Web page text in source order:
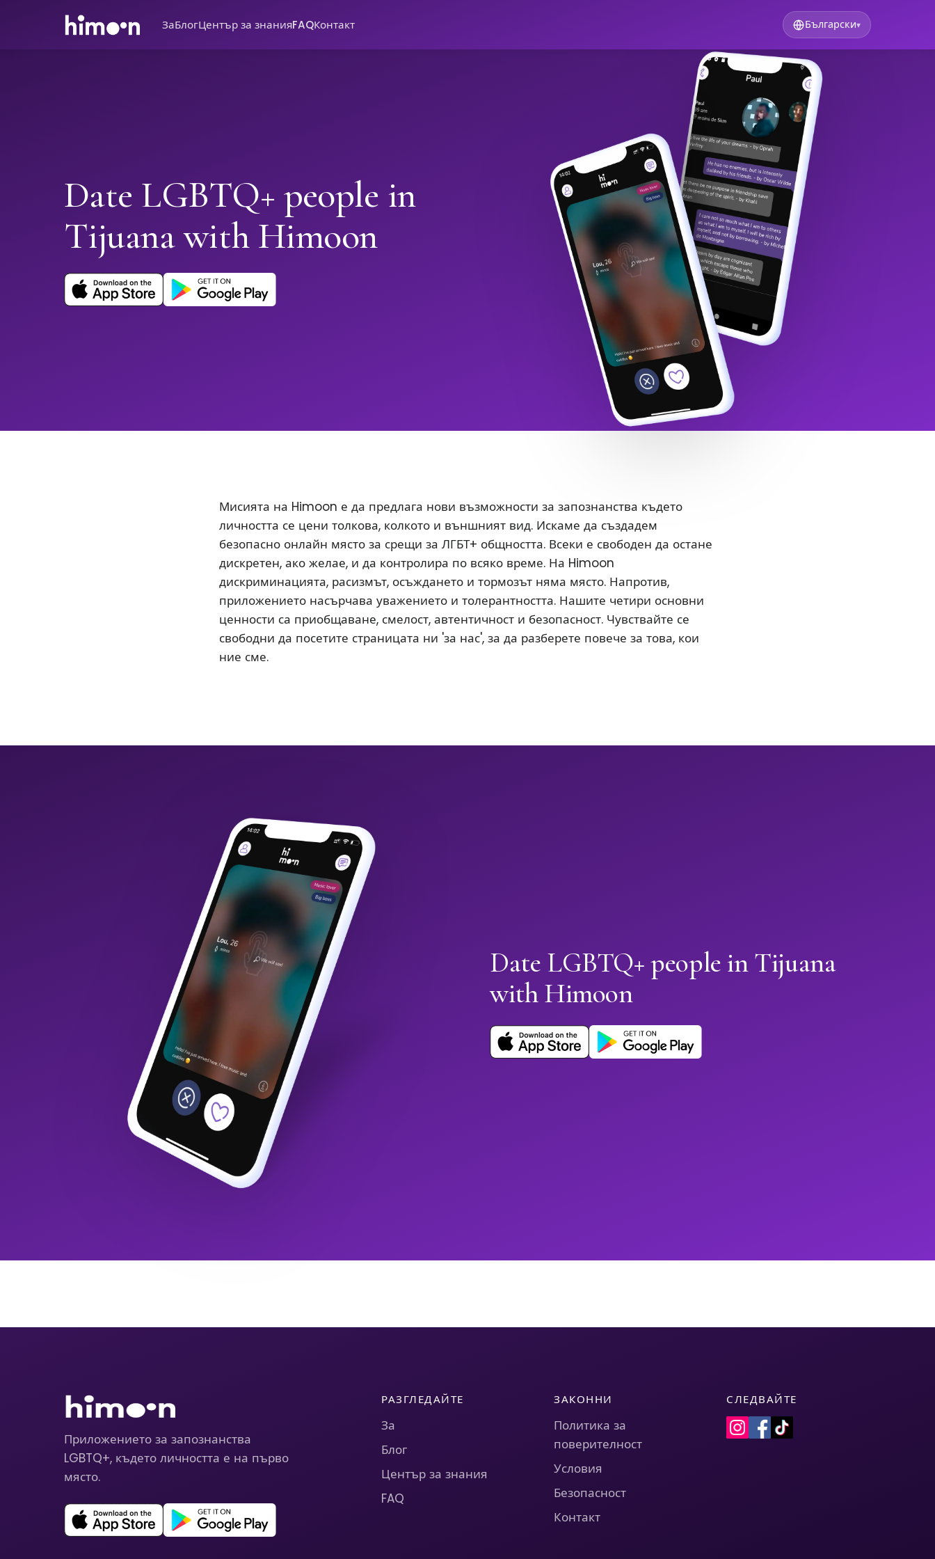
ЗаБлогЦентър за знанияFAQКонтакт Български▾
Date LGBTQ+ people in
Tijuana with Himoon
Мисията на Himoon е да предлага нови възможности за запознанства където
личността се цени толкова, колкото и външният вид. Искаме да създадем
безопасно онлайн място за срещи за ЛГБТ+ общността. Всеки е свободен да остане
дискретен, ако желае, и да контролира по всяко време. На Himoon
дискриминацията, расизмът, осъждането и тормозът няма място. Напротив,
приложението насърчава уважението и толерантността. Нашите четири основни
ценности са приобщаване, смелост, автентичност и безопасност. Чувствайте се
свободни да посетите страницата ни 'за нас', за да разберете повече за това, кои
ние сме.
Date LGBTQ+ people in Tijuana
with Himoon
Приложението за запознанства
LGBTQ+, където личността е на първо
място.
РАЗГЛЕДАЙТЕ
За
Блог
Център за знания
FAQ
ЗАКОННИ
Политика за
поверителност
Условия
Безопасност
Контакт
СЛЕДВАЙТЕ